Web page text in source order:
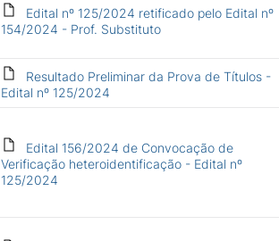
Edital nº 125/2024 retificado pelo Edital nº
154/2024 - Prof. Substituto
Resultado Preliminar da Prova de Títulos -
Edital nº 125/2024
Edital 156/2024 de Convocação de
Verificação heteroidentificação - Edital nº
125/2024